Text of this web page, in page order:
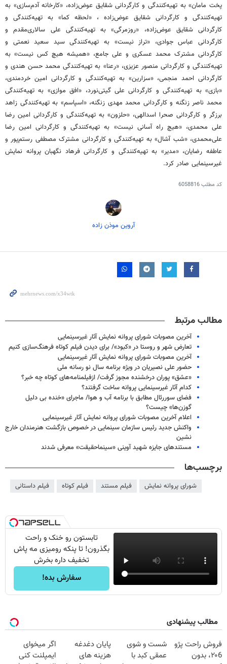
پخت مامان» به تهیه‌کنندگی و کارگردانی شقایق عوض‌زاده، «کارخانه آدم‌سازی» به
تهیه‌کنندگی و کارگردانی شقایق عوض‌زاده ، «لحظه کما» به تهیه‌کنندگی و
کارگردانی شقایق عوض‌زاده، «روزمرگی» به تهیه‌کنندگی علی سالاری‌مقدم و
کارگردانی عباس جوادی، «تراز نیست» به تهیه‌کنندگی سید سعید نعمتی و
کارگردانی مشترک محمد عسکری ‏و علی جامع، «همیشه هیچ کس نیست» به
تهیه‌کنندگی و کارگردانی منصور عزیزی، «رعنا» به تهیه‌کنندگی محمد حسن هندی و
کارگردانی احمد منجمی، «سزارین» به تهیه‌کنندگی و کارگردانی امین خردمندی،
«بازی» به تهیه‌کنندگی و کارگردانی علی گیتی‌نورد، «افق موازی» به تهیه‌کنندگی
محمد ناصر زنگنه و کارگردانی محمد مهدی زنگنه، «اسپاسم» به تهیه‌کنندگی زاهد
برزگر و کارگردانی صحرا اسدالهی، «حلزون» به تهیه‌کنندگی و کارگردانی امین رضا
علی محمدی، «هیچ راه آسانی نیست» به تهیه‌کنندگی و کارگردانی امین رضا
علی‌محمدی، «شب آشال» به تهیه‌کنندگی و کارگردانی مشترک مصطفی رستم‌پور‏ و
عاطفه رضایان، «مدیر» به تهیه‌کنندگی و کارگردانی فرهاد نگهبان پروانه نمایش
غیرسینمایی صادر کرد.
کد مطلب6058816
آروین موذن زاده
مطالب مرتبط
آخرین مصوبات شورای پروانه نمایش آثار غیرسینمایی
تعارض شهر و روستا در «کبود»/ برای دیدن فیلم کوتاه فرهنگ‌سازی کنیم
آخرین مصوبات شورای پروانه نمایش آثار غیرسینمایی
حضور علی نصیریان در ویژه برنامه سال نو رسانه ملی
«عشق» پوران درخشنده مجوز گرفت/ ازفیلمنامه‌های کوتاه چه خبر؟
کدام آثار غیرسینمایی پروانه ساخت گرفتند؟
فضای سوررئال مطابق با برنامه آب و هوا/ ماجرای «خنده بی دلیل
گوزن‌ها» چیست؟
اعلام آخرین مصوبات شورای پروانه نمایش آثار غیرسینمایی
واکنش جدید رئیس سازمان سینمایی در خصوص بازگشت هنرمندان خارج
نشین
مستندهای جایزه شهید آوینی «سینماحقیقت» معرفی شدند
برچسب‌ها
شورای پروانه نمایش فیلم مستند فیلم کوتاه فیلم داستانی
تابستون رو خنک و راحت
بگذرون! تا پنکه رومیزی مه پاش
تخفیف داره بخرش
سفارش بده!
مطالب پیشنهادی
فروش راحت پژو
۲۰6، بدون
شست و شوی
عمقی کبد با
پایان دغدغه
هزینه های
اگر میخوای
ایمپلنت کنی